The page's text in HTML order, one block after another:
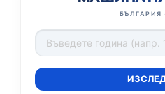
БЪЛГАРИЯ